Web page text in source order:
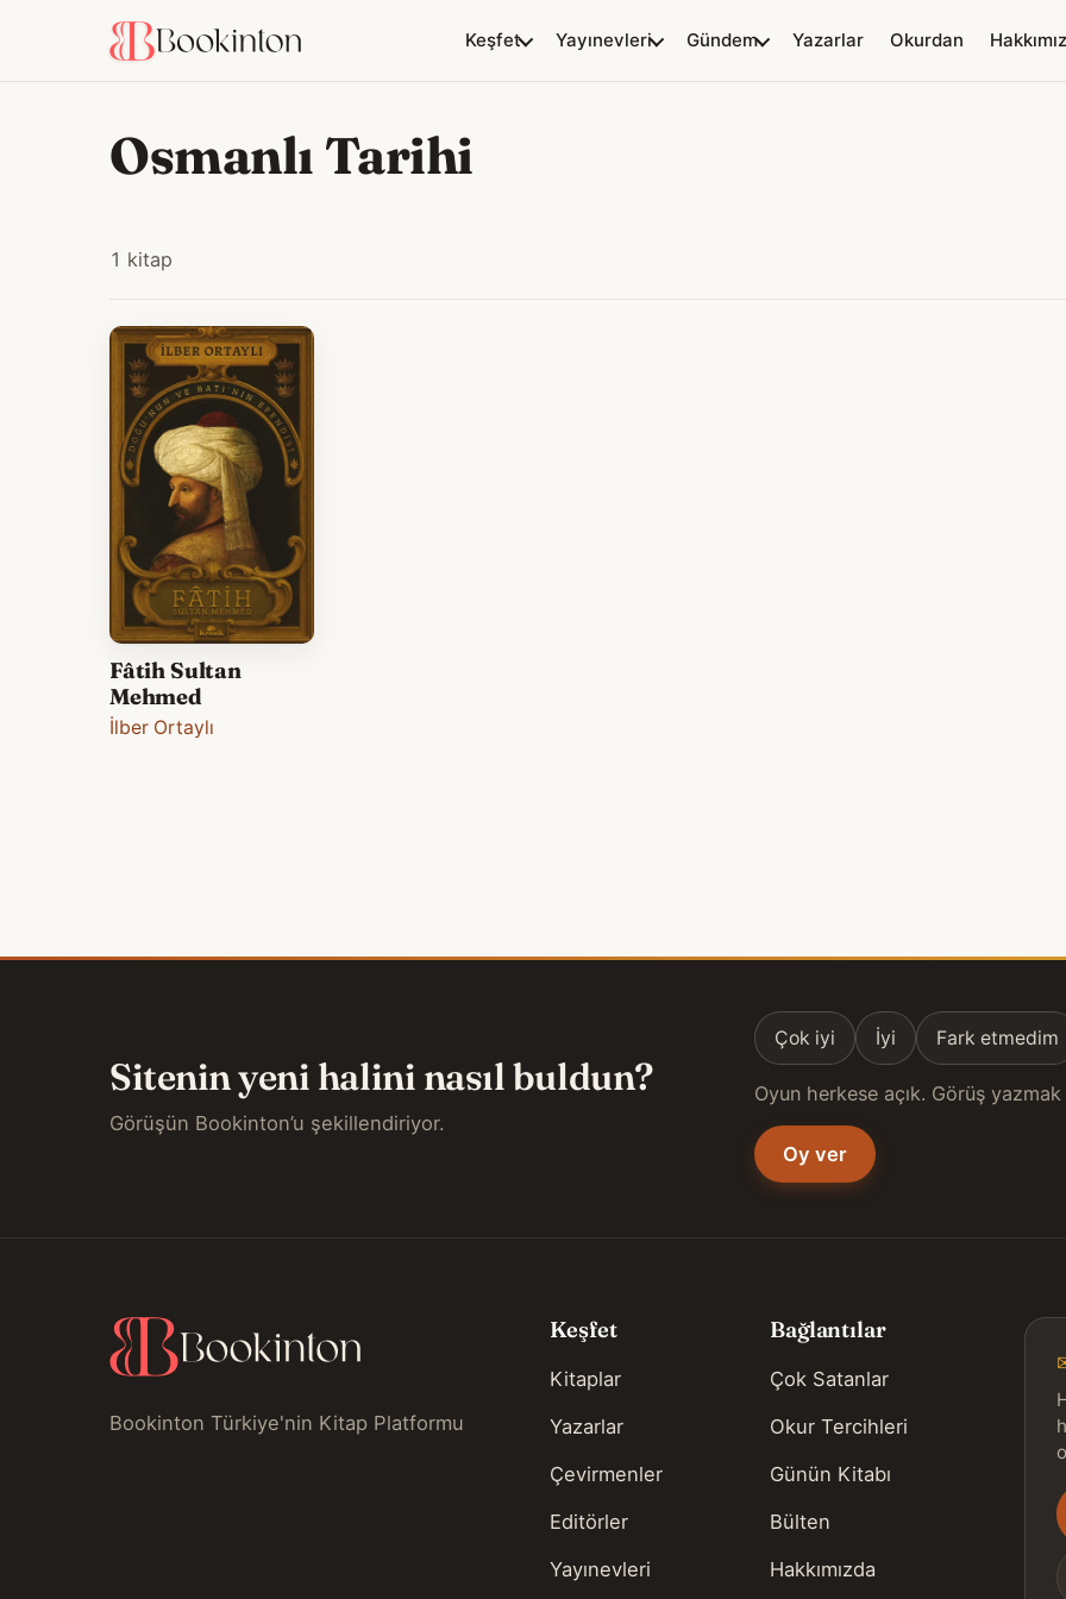
Keşfet Yayınevleri Gündem Yazarlar Okurdan
Osmanlı Tarihi
1 kitap
Fâtih Sultan
Mehmed
İlber Ortaylı
Sitenin yeni halini nasıl buldun?
Görüşün Bookinton’u şekillendiriyor.
Çok iyi İyi Fark etmedim
Oyun herkese açık. Görüş
Oy ver
Bookinton Türkiye'nin Kitap Platformu
Keşfet
Kitaplar
Yazarlar
Çevirmenler
Editörler
Yayınevleri
Bağlantılar
Çok Satanlar
Okur Tercihleri
Günün Kitabı
Bülten
Hakkımızda